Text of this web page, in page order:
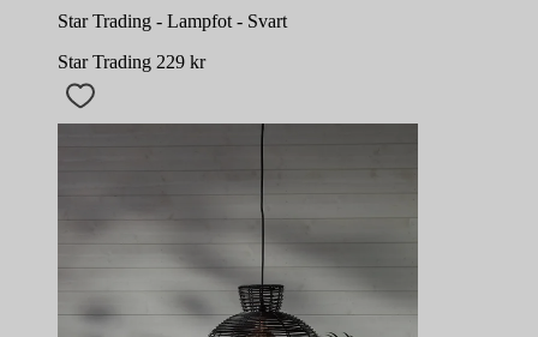
Star Trading - Lampfot - Svart
Star Trading 229 kr